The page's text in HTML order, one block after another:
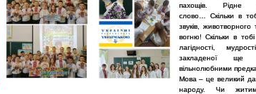
пахощів. Рідне
слово… Скільки в
звуків, животворного
вогню! Скільки в
лагідності,
закладеної ще
вільнолюбними
Мова – це великий
народу. Чи